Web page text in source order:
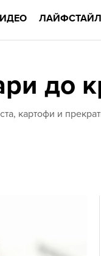
ЛАЙФСТАЙЛ
до
картофи и